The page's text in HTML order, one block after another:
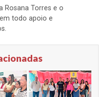
Rosana Torres e o
todo apoio e